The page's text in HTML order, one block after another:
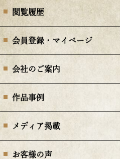
閲覧履歴
会員登録・マイページ
会社のご案内
作品事例
メディア掲載
お客様の声